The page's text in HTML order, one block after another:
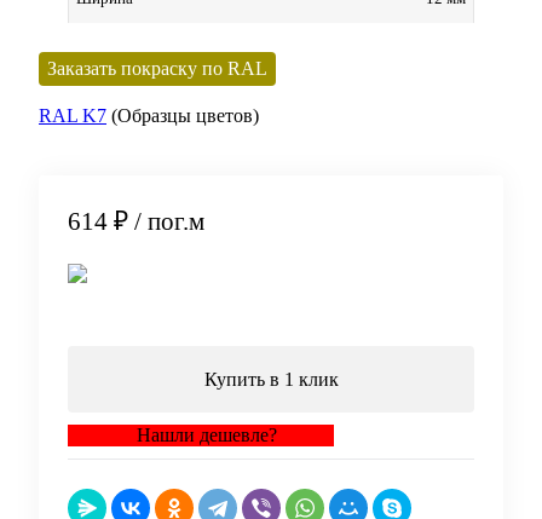
Заказать покраску по RAL
RAL K7 (Образцы цветов)
614 ₽ / пог.м
Купить в 1 клик
Нашли дешевле?